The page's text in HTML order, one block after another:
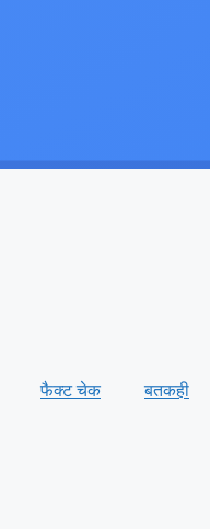
फैक्ट चेक बतकही